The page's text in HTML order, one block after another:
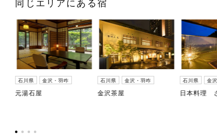
同じエリアにある宿
石川県 金沢・羽咋
元湯石屋
石川県 金沢・羽咋
金沢茶屋
石川県 金
日本料理